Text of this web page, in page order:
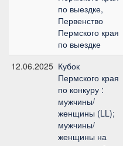
по выездке,
Первенство
Пермского края
по выездке
12.06.2025 Кубок
Пермского края
по конкуру :
мужчины/
женщины (LL);
мужчины/
женщины на